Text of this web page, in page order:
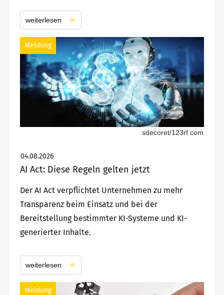
weiterlesen
Meldung
sdecoret/123rf.com
04.08.2026
AI Act: Diese Regeln gelten jetzt
Der AI Act verpflichtet Unternehmen zu mehr
Transparenz beim Einsatz und bei der
Bereitstellung bestimmter KI-Systeme und KI-
generierter Inhalte.
weiterlesen
Meldung